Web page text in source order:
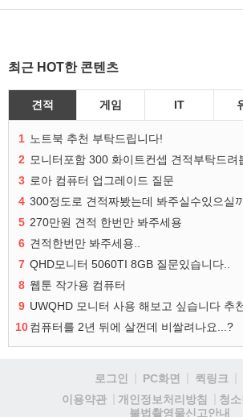
최근 HOT한 콘텐츠
견적 게임 IT
1 노트북 추천 부탁드립니다!
2 모니터포함 300 화이트컨셉 견적부탁드려
3 로아 컴퓨터 업그레이드 질문
4 300정도로 견적짜봤는데 봐주실수있으실
5 270만원 견적 한번만 봐주세용
6 견적한번만 봐주세용..
7 QHD모니터 5060TI 8GB 질문있습니다..
8 웹툰 작가용 컴퓨터
9 UWQHD 모니터 사용 해보고 싶습니다 추
10컴퓨터를 2년 뒤에 살껀데 비쌀려나요...?
로그인 PC화면 퀵링크
이용약관
개인정보처리방침
청
불법촬영물신고안내